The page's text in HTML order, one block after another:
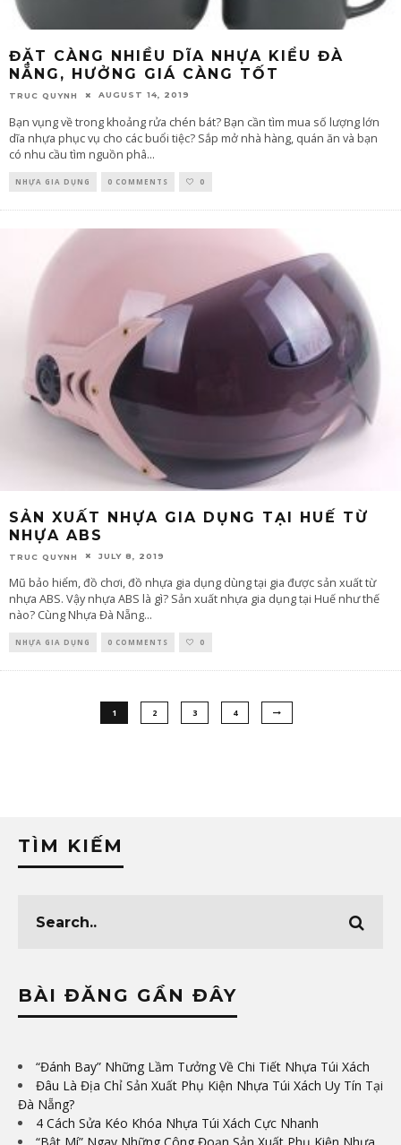
ĐẶT CÀNG NHIỀU DĨA NHỰA KIỂU ĐÀ
NẴNG, HƯỞNG GIÁ CÀNG TỐT
TRUC QUYNH AUGUST 14, 2019
Bạn vụng về trong khoảng rửa chén bát? Bạn cần tìm mua số lượng lớn
dĩa nhựa phục vụ cho các buổi tiệc? Sắp mở nhà hàng, quán ăn và bạn
có nhu cầu tìm nguồn phâ...
NHỰA GIA DỤNG 0 COMMENTS 0
SẢN XUẤT NHỰA GIA DỤNG TẠI HUẾ TỪ
NHỰA ABS
TRUC QUYNH JULY 8, 2019
Mũ bảo hiểm, đồ chơi, đồ nhựa gia dụng dùng tại gia được sản xuất từ
nhựa ABS. Vậy nhựa ABS là gì? Sản xuất nhựa gia dụng tại Huế như thế
nào? Cùng Nhựa Đà Nẵng...
NHỰA GIA DỤNG 0 COMMENTS 0
1 2 3 4
TÌM KIẾM
BÀI ĐĂNG GẦN ĐÂY
“Đánh Bay” Những Lầm Tưởng Về Chi Tiết Nhựa Túi Xách
Đâu Là Địa Chỉ Sản Xuất Phụ Kiện Nhựa Túi Xách Uy Tín Tại
Đà Nẵng?
4 Cách Sửa Kéo Khóa Nhựa Túi Xách Cực Nhanh